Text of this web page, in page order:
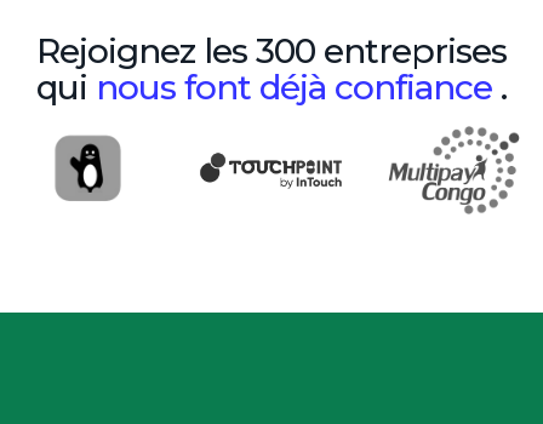
Rejoignez les 300 entreprises
qui nous font déjà confiance .